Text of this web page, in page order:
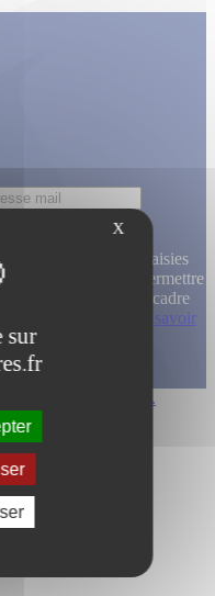
les informations saisies
traitées pour permettre
dans le cadre
cette demande.
En savoir
Collections art...
X
sur